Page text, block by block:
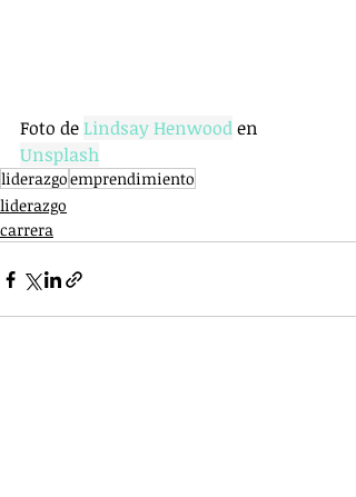
Foto de Lindsay Henwood en
Unsplash
liderazgoemprendimiento
liderazgo
carrera